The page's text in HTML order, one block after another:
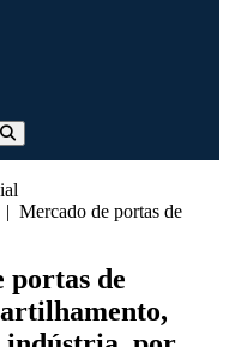
| Mercado de portas de
portas de